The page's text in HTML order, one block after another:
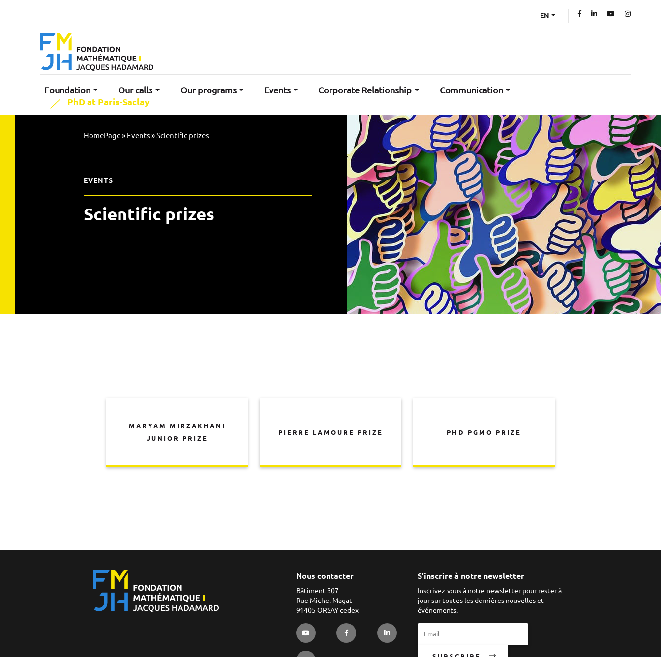
EN
Foundation Our calls Our programs Events Corporate Relationship
Communication
PhD at Paris-Saclay
HomePage» Events »Scientific prizes
EVENTS
Scientific prizes
MARYAM MIRZAKHANI
JUNIOR PRIZE
PIERRE LAMOURE PRIZE PHD PGMO PRIZE
Nous contacter
Bâtiment 307
Rue Michel Magat
91405 ORSAY cedex
S'inscrire à notre newsletter
Inscrivez-vous à notre newsletter pour rester à
jour sur toutes les dernières nouvelles et
événements.
SUBSCRIBE